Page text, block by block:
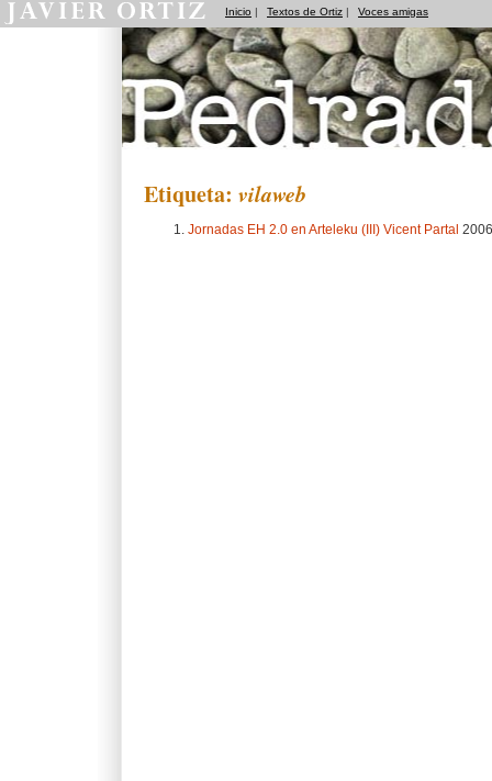
Inicio | Textos de Ortiz | Voces amigas
Etiqueta: vilaweb
Jornadas EH 2.0 en Arteleku (III) Vicent Partal